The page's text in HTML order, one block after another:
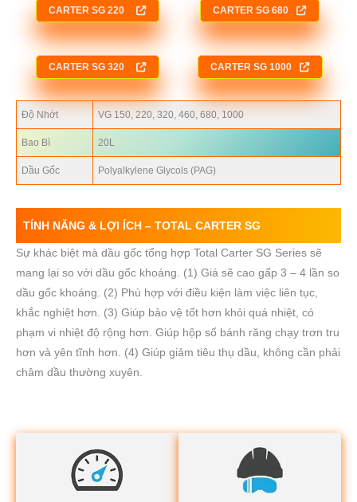
CARTER SG 220 CARTER SG 680
CARTER SG 320 CARTER SG 1000
Độ Nhớt VG 150, 220, 320, 460, 680, 1000
Bao Bì 20L
Dầu Gốc Polyalkylene Glycols (PAG)
TÍNH NĂNG & LỢI ÍCH –TOTAL CARTER SG
Sự khác biệt mà dầu gốc tổng hợp Total Carter SG Series sẽ
mang lại so với dầu gốc khoáng. (1) Giá sẽ cao gấp 3 – 4 lần so
dầu gốc khoáng. (2) Phù hợp với điều kiện làm việc liên tục,
khắc nghiệt hơn. (3) Giúp bảo vệ tốt hơn khỏi quá nhiệt, có
phạm vi nhiệt độ rộng hơn. Giúp hộp số bánh răng chạy trơn tru
hơn và yên tĩnh hơn. (4) Giúp giảm tiêu thụ dầu, không cần phải
châm dầu thường xuyên.